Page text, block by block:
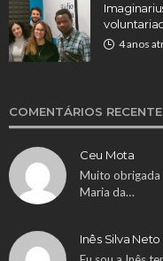
4 anos
COMENTÁRIOS
Ceu Mota
Muito obrigada
Maria da…
Inês Silva Neto